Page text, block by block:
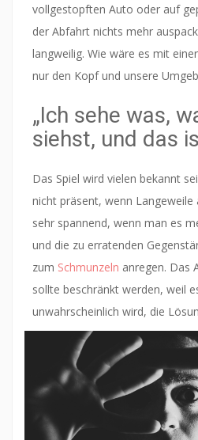
vollgestopften Auto oder auf
der Abfahrt nichts mehr
langweilig. Wie wäre es mit
nur den Kopf und unsere
„Ich sehe was,
siehst, und das
Das Spiel wird vielen bekannt
nicht präsent, wenn
sehr spannend, wenn man es
und die zu erratenden
zum Schmunzeln anregen. Das
sollte beschränkt werden, weil
unwahrscheinlich wird, die